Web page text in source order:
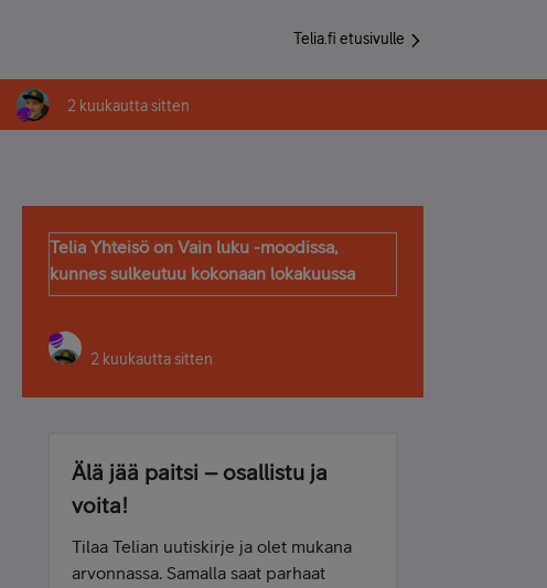
Telia.fi etusivulle
2 kuukautta sitten
Telia Yhteisö on Vain luku -moodissa,
kunnes sulkeutuu kokonaan lokakuussa
2 kuukautta sitten
Älä jää paitsi – osallistu ja
voita!
Tilaa Telian uutiskirje ja olet mukana
arvonnassa. Samalla saat parhaat